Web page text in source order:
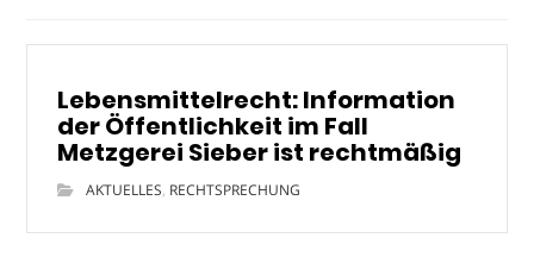
Lebensmittelrecht: Information
der Öffentlichkeit im Fall
Metzgerei Sieber ist rechtmäßig
AKTUELLES, RECHTSPRECHUNG